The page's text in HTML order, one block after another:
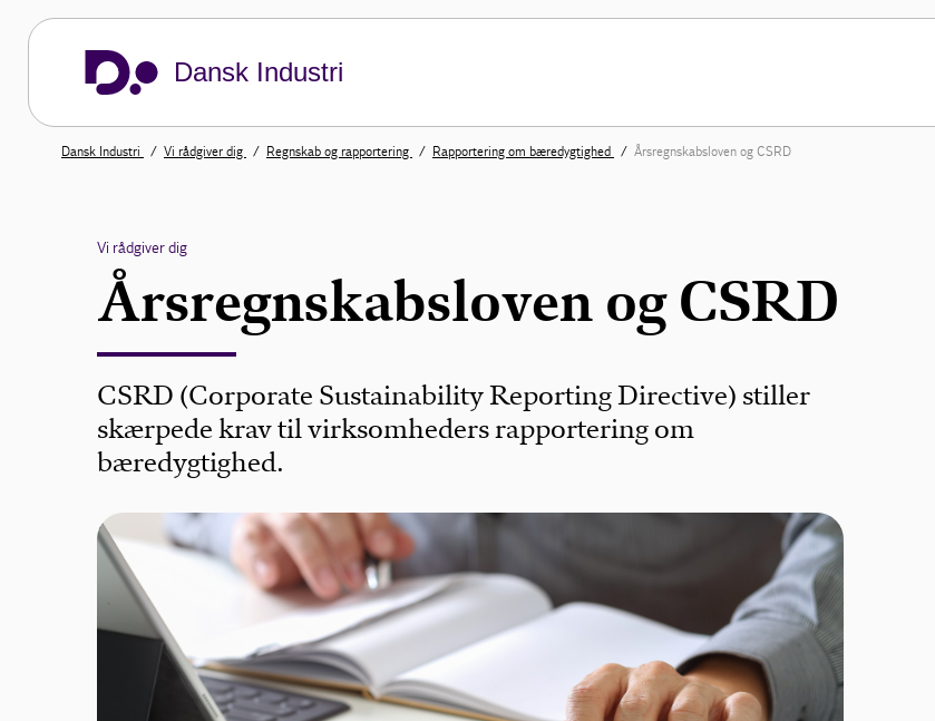
Dansk Industri
Dansk Industri Vi rådgiver dig Regnskab og rapportering Rapportering om bæredygtighed Årsregnskabsloven og CSRD
Vi rådgiver dig
Årsregnskabsloven og CSRD
CSRD (Corporate Sustainability Reporting Directive) stiller
skærpede krav til virksomheders rapportering om
bæredygtighed.